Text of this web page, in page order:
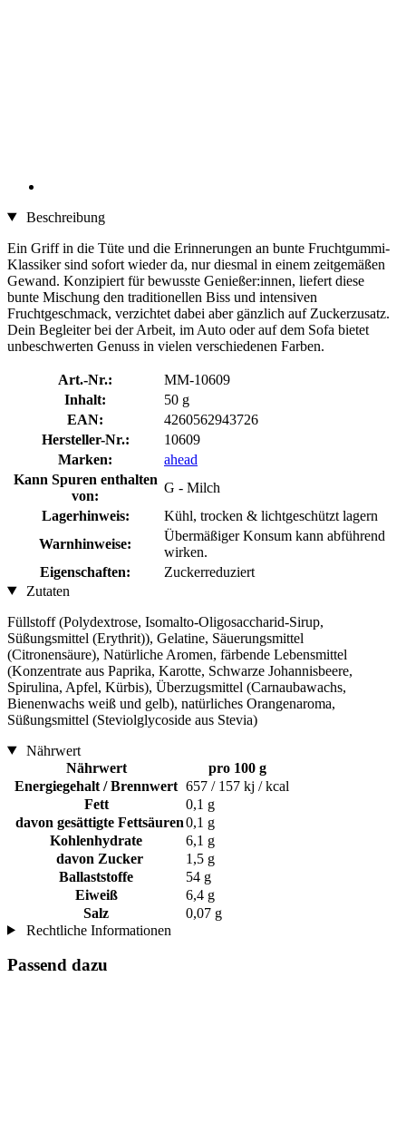
Beschreibung
Ein Griff in die Tüte und die Erinnerungen an bunte Fruchtgummi-
Klassiker sind sofort wieder da, nur diesmal in einem zeitgemäßen
Gewand. Konzipiert für bewusste Genießer:innen, liefert diese
bunte Mischung den traditionellen Biss und intensiven
Fruchtgeschmack, verzichtet dabei aber gänzlich auf Zuckerzusatz.
Dein Begleiter bei der Arbeit, im Auto oder auf dem Sofa bietet
unbeschwerten Genuss in vielen verschiedenen Farben.
Art.-Nr.:
MM-10609
Inhalt:
50 g
EAN:
4260562943726
Hersteller-Nr.:
10609
Marken:
ahead
Kann Spuren enthalten
von:
G - Milch
Lagerhinweis:
Kühl, trocken & lichtgeschützt lagern
Warnhinweise:
Übermäßiger Konsum kann abführend
wirken.
Eigenschaften:
Zuckerreduziert
Zutaten
Füllstoff (Polydextrose, Isomalto-Oligosaccharid-Sirup,
Süßungsmittel (Erythrit)), Gelatine, Säuerungsmittel
(Citronensäure), Natürliche Aromen, färbende Lebensmittel
(Konzentrate aus Paprika, Karotte, Schwarze Johannisbeere,
Spirulina, Apfel, Kürbis), Überzugsmittel (Carnaubawachs,
Bienenwachs weiß und gelb), natürliches Orangenaroma,
Süßungsmittel (Steviolglycoside aus Stevia)
Nährwert
Nährwert
pro 100 g
Energiegehalt / Brennwert 657 / 157 kj / kcal
Fett
0,1 g
davon gesättigte Fettsäuren0,1 g
Kohlenhydrate
6,1 g
davon Zucker
1,5 g
Ballaststoffe
54 g
Eiweiß
6,4 g
Salz
0,07 g
Rechtliche Informationen
Passend dazu